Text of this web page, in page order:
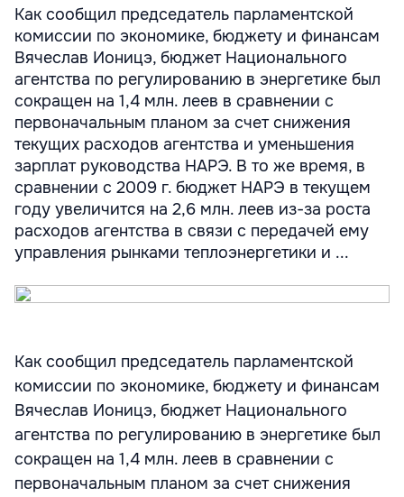
Как сообщил председатель парламентской
комиссии по экономике, бюджету и финансам
Вячеслав Ионицэ, бюджет Национального
агентства по регулированию в энергетике был
сокращен на 1,4 млн. леев в сравнении с
первоначальным планом за счет снижения
текущих расходов агентства и уменьшения
зарплат руководства НАРЭ. В то же время, в
сравнении с 2009 г. бюджет НАРЭ в текущем
году увеличится на 2,6 млн. леев из-за роста
расходов агентства в связи с передачей ему
управления рынками теплоэнергетики и ...
Как сообщил председатель парламентской
комиссии по экономике, бюджету и финансам
Вячеслав Ионицэ, бюджет Национального
агентства по регулированию в энергетике был
сокращен на 1,4 млн. леев в сравнении с
первоначальным планом за счет снижения